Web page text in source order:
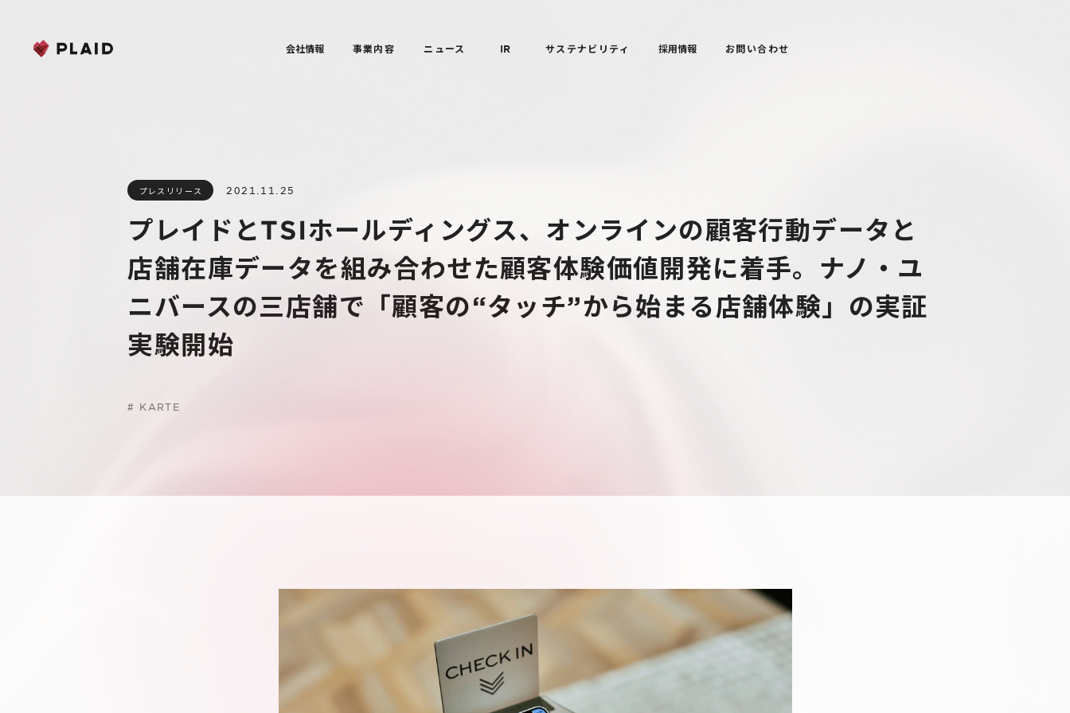
会社情報 事業内容 ニュース IR サステナビリティ 採用情報 お問い合わせ
プレスリリース 2021.11.25
プレイドとTSIホールディングス、オンラインの顧客行動データと
店舗在庫データを組み合わせた顧客体験価値開発に着手。ナノ・ユ
ニバースの三店舗で「顧客の“タッチ”から始まる店舗体験」の実証
実験開始
# KARTE